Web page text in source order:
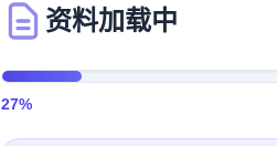
资料加载中
32%